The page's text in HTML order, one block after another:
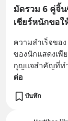
มัดรวม 6 คู่จิ้
เชียร์หนักขอ
ความสำเร็จขอ
ของนักแสดงเพี
กุญแจสำคัญที่ท
ต่อ
บันทึก